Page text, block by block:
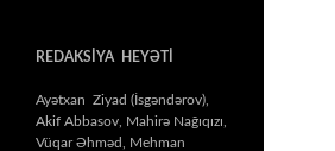
REDAKSİYA HEYƏTİ
Ayətxan Ziyad (İsgəndərov),
Akif Abbasov, Mahirə Nağıqızı,
Vüqar Əhməd, Mehman